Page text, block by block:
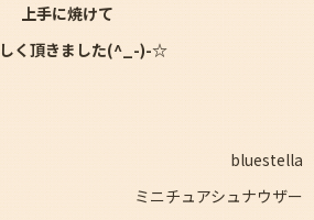
上手に焼けて
く頂きました(^_-)-☆
bluestella
ミニチュアシュナウザー